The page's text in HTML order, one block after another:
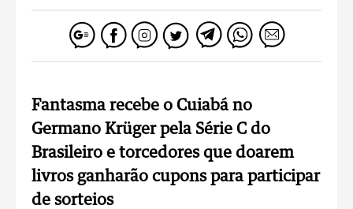
Fantasma recebe o Cuiabá no
Germano Krüger pela Série C do
Brasileiro e torcedores que doarem
livros ganharão cupons para participar
de sorteios